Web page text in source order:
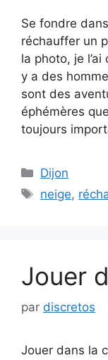
Se fondre
réchauffer un
la photo, je
y a des
sont des
éphémères
toujours
Catégories
Dijon
Étiquettes
neige,
Jouer
par discretos
Jouer dans la